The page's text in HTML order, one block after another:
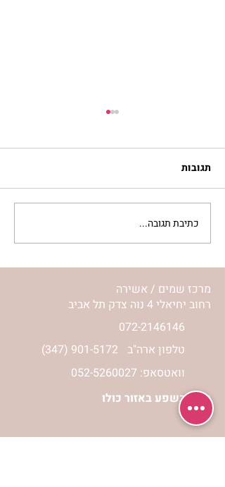
נורית אילון הירש מארחת
את חני ויינרוט ומיכל כהן חי
בשיח נשי מרגש
תגובות
כתיבת תגובה...
מרכז שמים / אשירה
רחוב יחיאלי 4 נוה צדק תל אביב
072-2146146
(347) 901-5172 טלפון ארה"ב
וואטסאפ: 052-5260027
חניה בשפע באזור כולו
הרשמי לעדכונים